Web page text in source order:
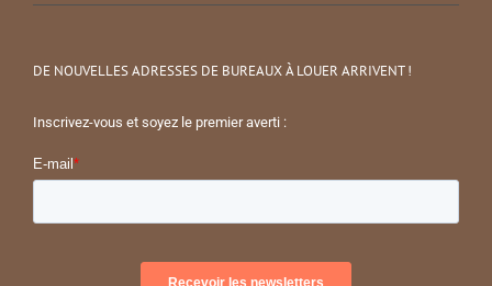
DE NOUVELLES ADRESSES DE BUREAUX À LOUER ARRIVENT !
Inscrivez-vous et soyez le premier averti :